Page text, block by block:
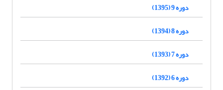
دوره 9 (1395)
دوره 8 (1394)
دوره 7 (1393)
دوره 6 (1392)